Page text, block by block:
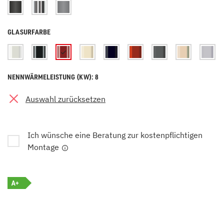
GLASURFARBE
NENNWÄRMELEISTUNG (KW): 8
Auswahl zurücksetzen
Ich wünsche eine Beratung zur kostenpflichtigen
Montage
A+